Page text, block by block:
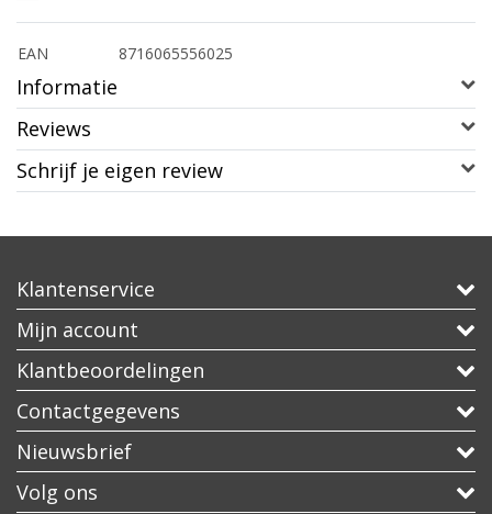
EAN 8716065556025
Informatie
Reviews
Schrijf je eigen review
Klantenservice
Mijn account
Klantbeoordelingen
Contactgegevens
Nieuwsbrief
Volg ons